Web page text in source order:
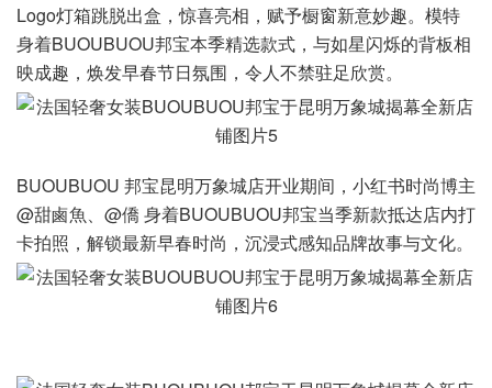
Logo灯箱跳脱出盒，惊喜亮相，赋予橱窗新意妙趣。模特
身着BUOUBUOU邦宝本季精选款式，与如星闪烁的背板相
映成趣，焕发早春节日氛围，令人不禁驻足欣赏。
BUOUBUOU 邦宝昆明万象城店开业期间，小红书时尚博主
@甜鹵魚、@僑 身着BUOUBUOU邦宝当季新款抵达店内打
卡拍照，解锁最新早春时尚，沉浸式感知品牌故事与文化。